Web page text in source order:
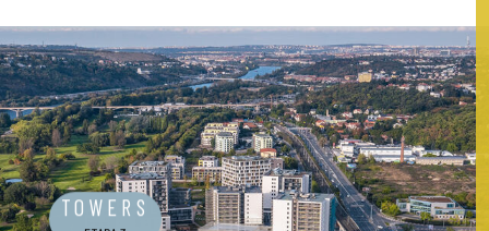
TOWERS